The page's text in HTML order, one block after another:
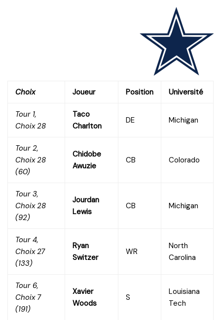
Choix Joueur Position Université
Tour 1,
Choix 28
Taco
Charlton
DE Michigan
Tour 2,
Choix 28
(60)
Chidobe
Awuzie
CB Colorado
Tour 3,
Choix 28
(92)
Jourdan
Lewis
CB Michigan
Tour 4,
Choix 27
(133)
Ryan
Switzer
WR
North
Carolina
Tour 6,
Choix 7
(191)
Xavier
Woods
S
Louisiana
Tech